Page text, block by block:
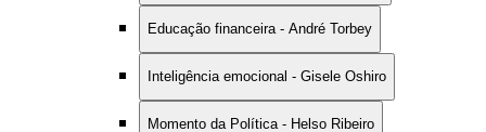
Educação financeira - André Torbey
Inteligência emocional - Gisele Oshiro
Momento da Política - Helso Ribeiro